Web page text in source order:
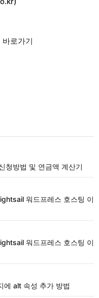
로가기
청방법 및 연금액 계산기
워드프레스 호스팅 이
워드프레스 호스팅 이
alt 속성 추가 방법